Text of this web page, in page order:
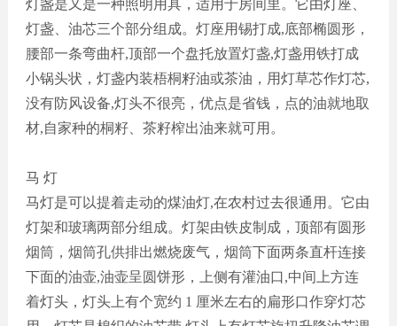
灯盏是又是一种照明用具，适用于房间里。它由灯座、
灯盏、油芯三个部分组成。灯座用锡打成,底部椭圆形，
腰部一条弯曲杆,顶部一个盘托放置灯盏,灯盏用铁打成
小锅头状，灯盏内装梧桐籽油或茶油，用灯草芯作灯芯,
没有防风设备,灯头不很亮，优点是省钱，点的油就地取
材,自家种的桐籽、茶籽榨出油来就可用。
马 灯
马灯是可以提着走动的煤油灯,在农村过去很通用。它由
灯架和玻璃两部分组成。灯架由铁皮制成，顶部有圆形
烟筒，烟筒孔供排出燃烧废气，烟筒下面两条直杆连接
下面的油壶,油壶呈圆饼形，上侧有灌油口,中间上方连
着灯头，灯头上有个宽约 1 厘米左右的扁形口作穿灯芯